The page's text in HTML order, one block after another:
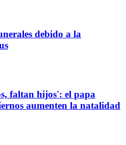
debido a la
faltan hijos': el papa
aumenten la natalidad